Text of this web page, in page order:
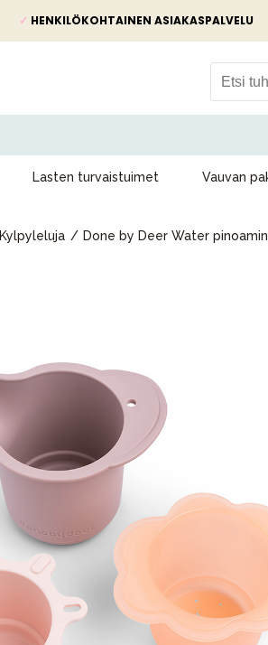
✓ HENKILÖKOHTAINEN ASIAKASPALVELU
Lasten turvaistuimet Vauvan
Kylpyleluja Done by Deer Water